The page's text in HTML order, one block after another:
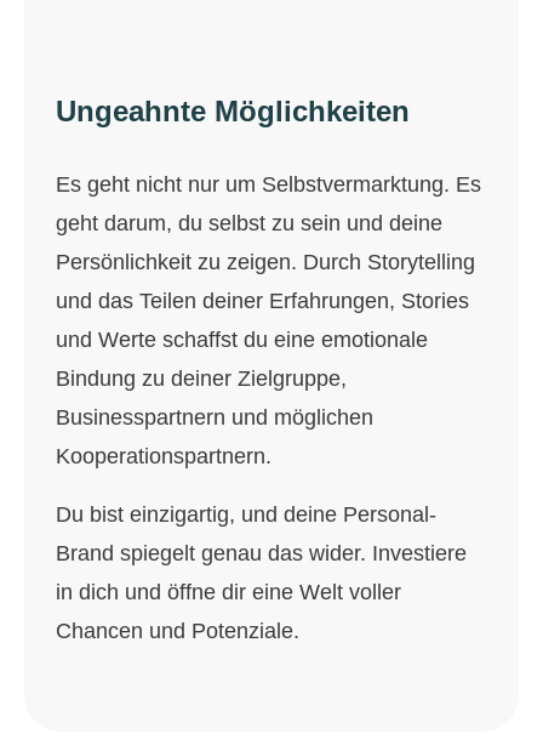
Ungeahnte Möglichkeiten
Es geht nicht nur um Selbstvermarktung. Es
geht darum, du selbst zu sein und deine
Persönlichkeit zu zeigen. Durch Storytelling
und das Teilen deiner Erfahrungen, Stories
und Werte schaffst du eine emotionale
Bindung zu deiner Zielgruppe,
Businesspartnern und möglichen
Kooperationspartnern.
Du bist einzigartig, und deine Personal-
Brand spiegelt genau das wider. Investiere
in dich und öffne dir eine Welt voller
Chancen und Potenziale.